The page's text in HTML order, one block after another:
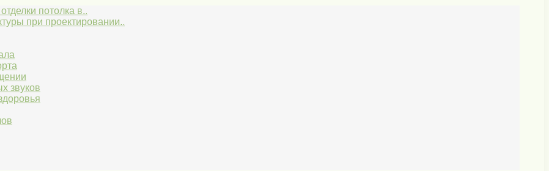
потолка в..
при проектировании..
звуков